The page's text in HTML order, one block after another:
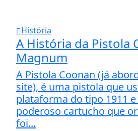
História
A História da Pistola
Magnum
A Pistola Coonan (já
site), é uma pistola que
plataforma do tipo 1911
poderoso cartucho que
foi...